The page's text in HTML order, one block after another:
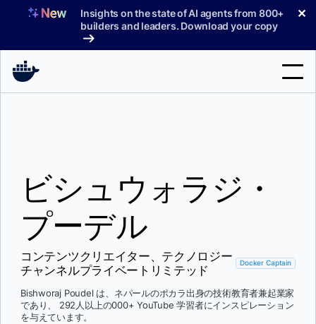
へ
Insights on the state of AI agents from 800+
builders and leaders. Download your copy
✕
サポート
料金プラン
ブログ
ドキュメント
サインイン
ビシュウォラジ・
プーデル
コンテンツクリエイター、テクノロジー
チャンネルプライベートリミテッド
Docker Captain
Bishworaj Poudel は、ネパールのポカラ出身の技術教育者兼起業家
であり、 292人以上の000+ YouTube 学習者にインスピレーション
を与えています。